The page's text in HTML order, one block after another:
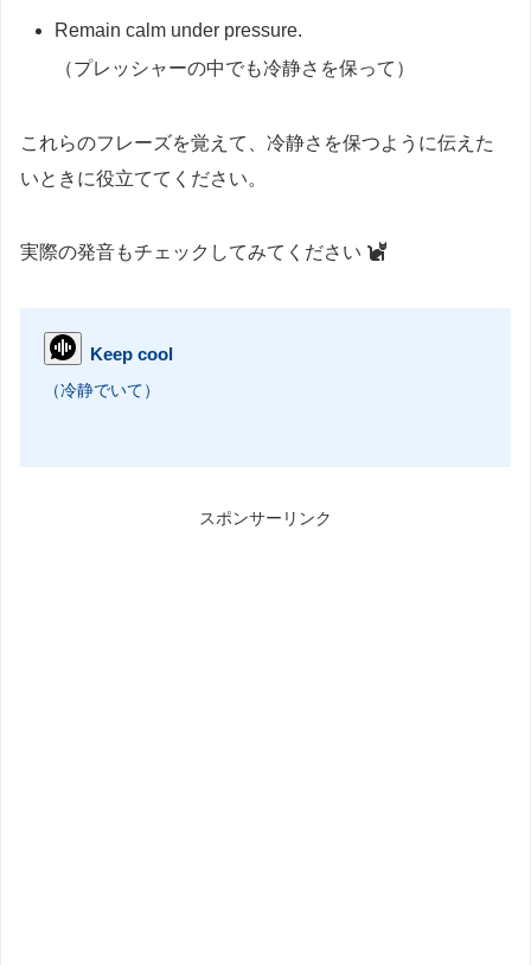
Remain calm under pressure.
（プレッシャーの中でも冷静さを保って）
これらのフレーズを覚えて、冷静さを保つように伝えた
いときに役立ててください。
実際の発音もチェックしてみてください
Keep cool
（冷静でいて）
スポンサーリンク